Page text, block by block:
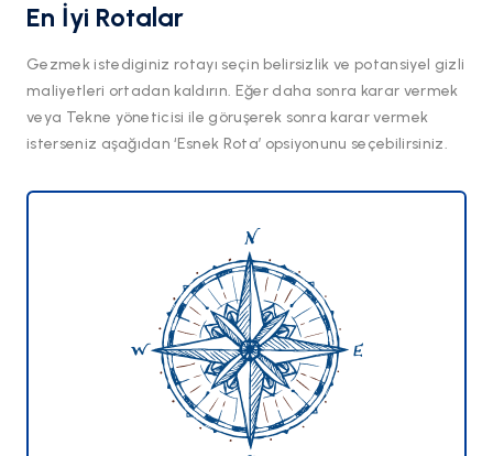
En İyi Rotalar
Gezmek istediginiz rotayı seçin belirsizlik ve potansiyel gizli
maliyetleri ortadan kaldırın. Eğer daha sonra karar vermek
veya Tekne yöneticisi ile göruşerek sonra karar vermek
isterseniz aşağıdan ‘Esnek Rota’ opsiyonunu seçebilirsiniz.